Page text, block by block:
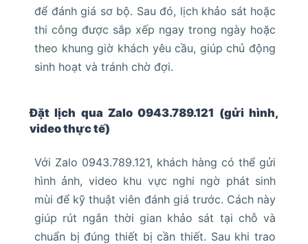
để đánh giá sơ bộ. Sau đó, lịch khảo sát hoặc
thi công được sắp xếp ngay trong ngày hoặc
theo khung giờ khách yêu cầu, giúp chủ động
sinh hoạt và tránh chờ đợi.
Đặt lịch qua Zalo 0943.789.121 (gửi hình,
video thực tế)
Với Zalo 0943.789.121, khách hàng có thể gửi
hình ảnh, video khu vực nghi ngờ phát sinh
mùi để kỹ thuật viên đánh giá trước. Cách này
giúp rút ngắn thời gian khảo sát tại chỗ và
chuẩn bị đúng thiết bị cần thiết. Sau khi trao